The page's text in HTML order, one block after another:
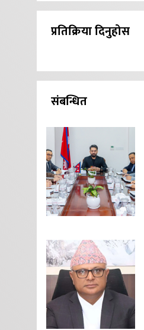
प्रतिक्रिया दिनुहोस
संबन्धित